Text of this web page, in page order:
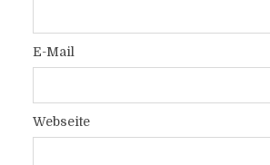
E-Mail
Webseite